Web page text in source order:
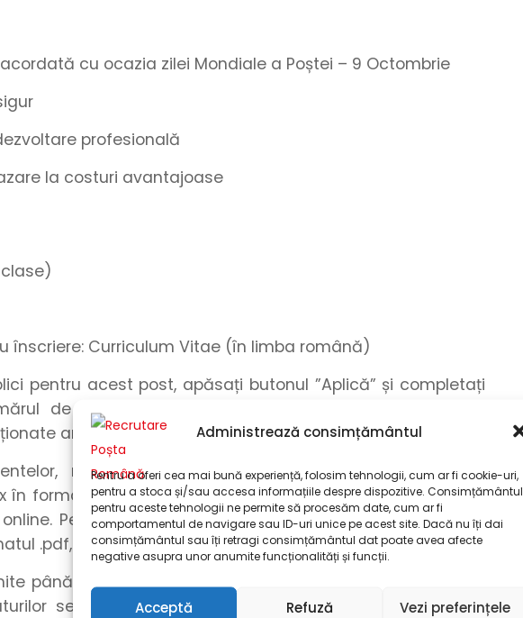
Administrează consimțământul
Pentru a oferi cea mai bună experiență, folosim tehnologii, cum ar fi cookie-uri,
pentru a stoca și/sau accesa informațiile despre dispozitive. Consimțământul
pentru aceste tehnologii ne permite să procesăm date, cum ar fi
comportamentul de navigare sau ID-uri unice pe acest site. Dacă nu îți dai
consimțământul sau îți retragi consimțământul dat poate avea afecte
negative asupra unor anumite funcționalități și funcții.
Acceptă Refuză Vezi preferințele
cu ocazia zilei Mondiale a Poștei – 9 Octombrie
profesională
la costuri avantajoase
înscriere: Curriculum Vitae (în limba română)
pentru acest post, apăsați butonul ”Aplică” și completați
de telefon
anterior!
recomandăm formatul .pdf. Pentru a realiza o
în formatul .pdf, puteți utiliza funcționalitatea de export din
Pentru a realiza o conversie între formatele grafice,
.pdf, utilizați unelte online.
până la ocuparea postului, dar nu mai târziu de data de
se realizează pe parcursul perioadei de publicare a